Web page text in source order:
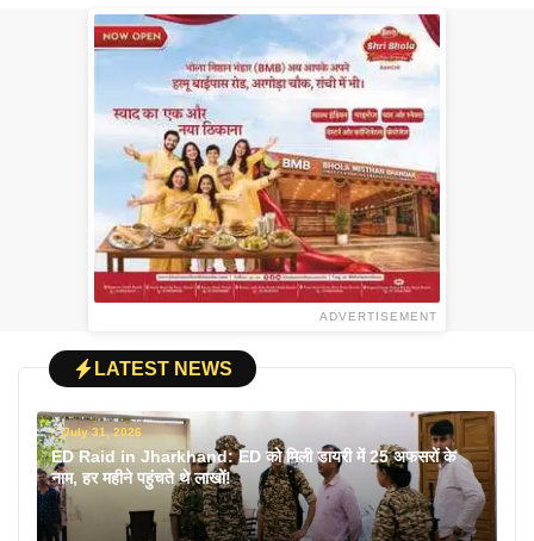
ADVERTISEMENT
LATEST NEWS
July 31, 2026
ED Raid in Jharkhand: ED को मिली डायरी में 25 अफसरों के
नाम, हर महीने पहुंचते थे लाखों!